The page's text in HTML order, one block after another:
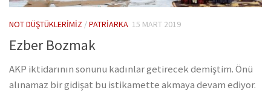
NOT DÜŞTÜKLERIMIZ /PATRIARKA 15 MART 2019
Ezber Bozmak
AKP iktidarının sonunu kadınlar getirecek demiştim. Önü
alınamaz bir gidişat bu istikamette akmaya devam ediyor.